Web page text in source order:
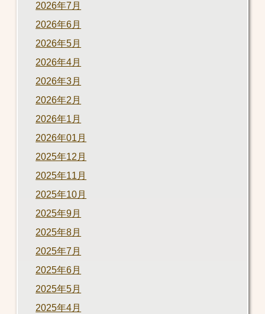
2026年7月
2026年6月
2026年5月
2026年4月
2026年3月
2026年2月
2026年1月
2026年01月
2025年12月
2025年11月
2025年10月
2025年9月
2025年8月
2025年7月
2025年6月
2025年5月
2025年4月